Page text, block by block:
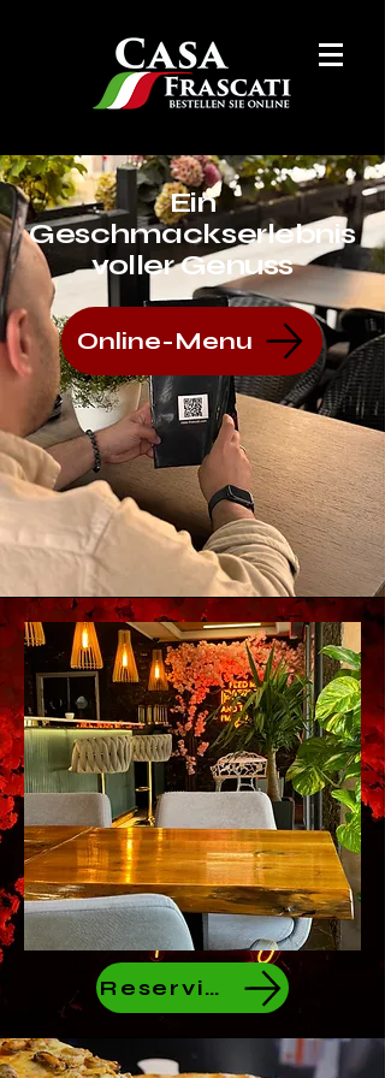
Ein
Geschmackserlebnis
voller Genuss
Online-Menu
Reservierung